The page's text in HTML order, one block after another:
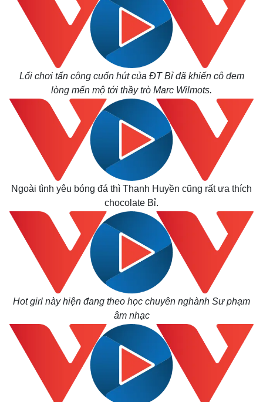
Thế giới
Quan sát
Cuộc sống đó đây
Hồ sơ
Multimedia
Ảnh
E-Magazine
Infographic
Lối chơi tấn công cuốn hút của ĐT Bỉ đã khiến cô đem
lòng mến mộ tới thầy trò Marc Wilmots.
Ngoài tình yêu bóng đá thì Thanh Huyền cũng rất ưa thích
chocolate Bỉ.
Hot girl này hiện đang theo học chuyên nghành Sư phạm
âm nhạc